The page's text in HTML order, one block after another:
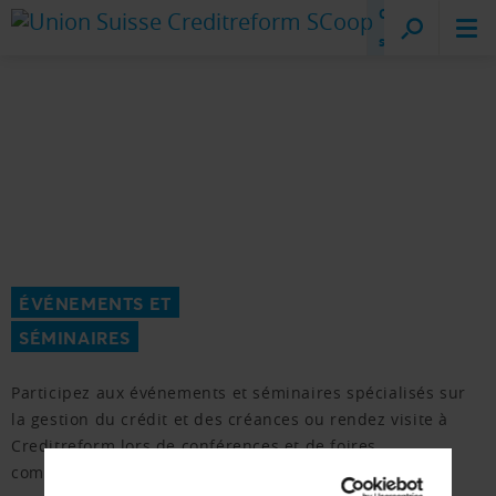
Creditreform
sur place
ÉVÉNEMENTS ET
SÉMINAIRES
Participez aux événements et séminaires spécialisés sur
la gestion du crédit et des créances ou rendez visite à
Creditreform lors de conférences et de foires
commerciales.